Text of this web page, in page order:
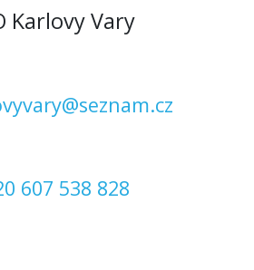
Karlovy Vary
607 538 828